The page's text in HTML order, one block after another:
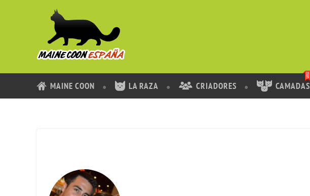
MAINE COON LA RAZA CRIADORES CAMADAS